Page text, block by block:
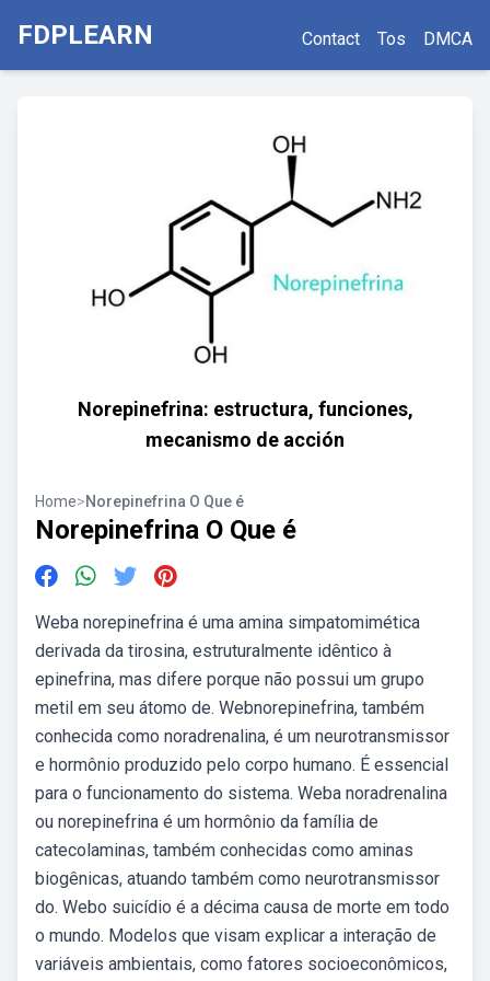
FDPLEARN Contact Tos DMCA
Norepinefrina: estructura, funciones,
mecanismo de acción
Home>Norepinefrina O Que é
Norepinefrina O Que é
Weba norepinefrina é uma amina simpatomimética
derivada da tirosina, estruturalmente idêntico à
epinefrina, mas difere porque não possui um grupo
metil em seu átomo de. Webnorepinefrina, também
conhecida como noradrenalina, é um neurotransmissor
e hormônio produzido pelo corpo humano. É essencial
para o funcionamento do sistema. Weba noradrenalina
ou norepinefrina é um hormônio da família de
catecolaminas, também conhecidas como aminas
biogênicas, atuando também como neurotransmissor
do. Webo suicídio é a décima causa de morte em todo
o mundo. Modelos que visam explicar a interação de
variáveis ambientais, como fatores socioeconômicos,